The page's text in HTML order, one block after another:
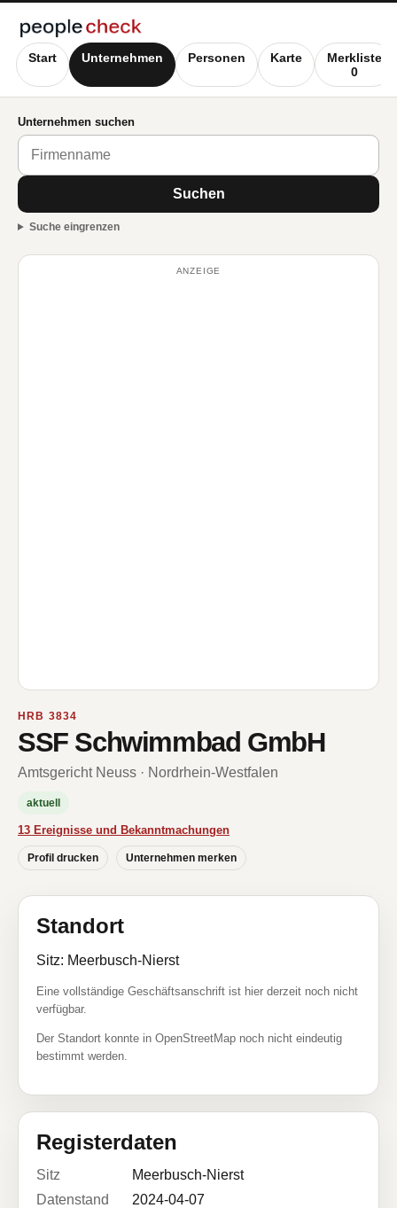
Start Unternehmen Personen Karte
Merkliste
0
Unternehmen suchen
Suchen
Suche eingrenzen
ANZEIGE
HRB 3834
SSF Schwimmbad GmbH
Amtsgericht Neuss · Nordrhein-Westfalen
aktuell
13 Ereignisse und Bekanntmachungen
Profil drucken Unternehmen merken
Standort
Sitz: Meerbusch-Nierst
Eine vollständige Geschäftsanschrift ist hier derzeit noch nicht
verfügbar.
Der Standort konnte in OpenStreetMap noch nicht eindeutig
bestimmt werden.
Registerdaten
Sitz
Meerbusch-Nierst
Datenstand
2024-04-07